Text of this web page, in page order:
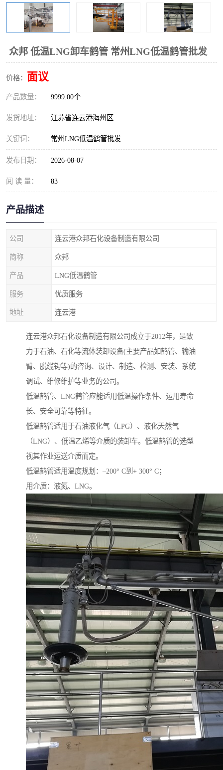
众邦 低温LNG卸车鹤管 常州LNG低温鹤管批发
价格： 面议
产品数量： 9999.00个
发货地址： 江苏省连云港海州区
关键词： 常州LNG低温鹤管批发
发布日期： 2026-08-07
阅 读 量： 83
产品描述
公司 连云港众邦石化设备制造有限公司
简称 众邦
产品 LNG低温鹤管
服务 优质服务
地址 连云港
连云港众邦石化设备制造有限公司成立于2012年，是致
力于石油、石化等流体装卸设备(主要产品如鹤管、输油
臂、脱缆钩等)的咨询、设计、制造、检测、安装、系统
调试、维修维护等业务的公司。
低温鹤管、LNG鹤管应能适用低温操作条件、运用寿命
长、安全可靠等特征。
低温鹤管适用于石油液化气（LPG）、液化天然气
（LNG）、低温乙烯等介质的装卸车。低温鹤管的选型
视其作业运送介质而定。
低温鹤管适用温度规划：–200° C到+ 300° C；
用介质：液氮、LNG。